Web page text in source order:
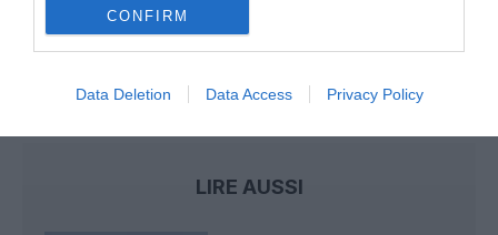
CONFIRM
Data Deletion Data Access Privacy Policy
au tout numérique avec Pax Check
panne royaume-uni trafic aérien
LIRE AUSSI